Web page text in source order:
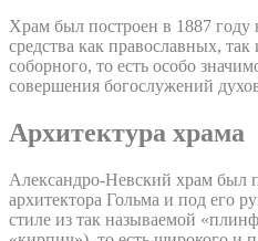
Храм был построен в 1887 году
средства как православных,
соборного, то есть особо
совершения богослужений
Архитектура храма
Александро-Невский храм был
архитектора Гольма и под его
стиле из так называемой